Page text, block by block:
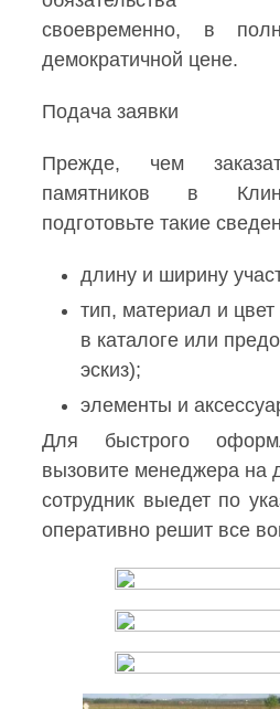
своевременно, в
демократичной цене.
Подача заявки
Прежде, чем
памятников в
подготовьте такие
длину и ширину
тип, материал и
в каталоге или
эскиз);
элементы и
Для быстрого
вызовите менеджера на
сотрудник выедет по
оперативно решит все